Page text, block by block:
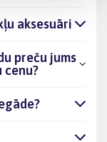
aksesuāri
preču jums
cenu?